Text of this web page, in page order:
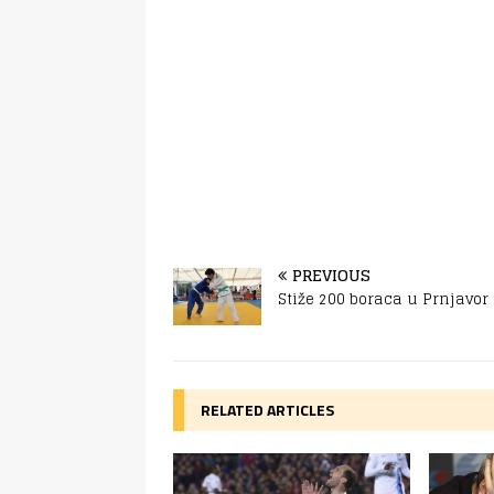
PREVIOUS
Stiže 200 boraca u Prnjavor
RELATED ARTICLES